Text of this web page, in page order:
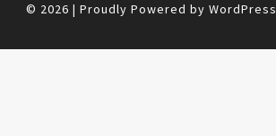
© 2026 | Proudly Powered by WordPress